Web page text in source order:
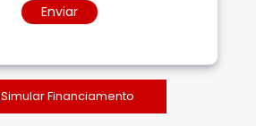
Enviar
Simular Financiamento